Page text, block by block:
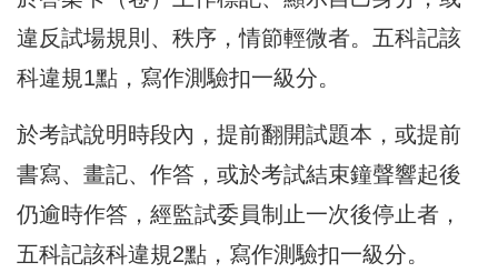
違反試場規則、秩序，情節輕微者。五科記該
科違規1點，寫作測驗扣一級分。
於考試說明時段內，提前翻開試題本，或提前
書寫、畫記、作答，或於考試結束鐘聲響起後
仍逾時作答，經監試委員制止一次後停止者，
五科記該科違規2點，寫作測驗扣一級分。